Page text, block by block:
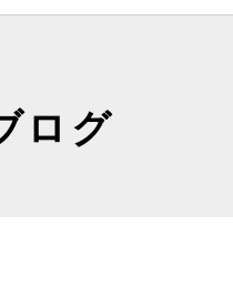
ログ